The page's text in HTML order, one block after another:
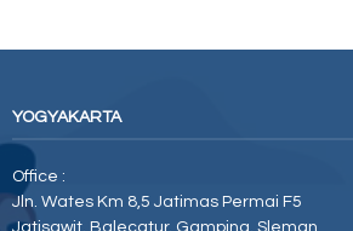
YOGYAKARTA
Office :
Jln. Wates Km 8,5 Jatimas Permai F5
Jatisawit, Balecatur, Gamping, Sleman